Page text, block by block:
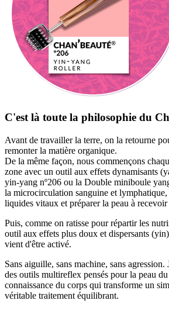
C'est là toute la philosophie du
Avant de travailler la terre, on la retourne
remonter la matière organique.
De la même façon, nous commençons
zone avec un outil aux effets dynamisants
yin-yang nº206 ou la Double miniboule
la microcirculation sanguine et lymphatique,
liquides vitaux et préparer la peau à
Puis, comme on ratisse pour répartir les
outil aux effets plus doux et dispersants
vient d'être activé.
Sans aiguille, sans machine, sans agression.
des outils multireflex pensés pour la peau
connaissance du corps qui transforme un
véritable traitement équilibrant.